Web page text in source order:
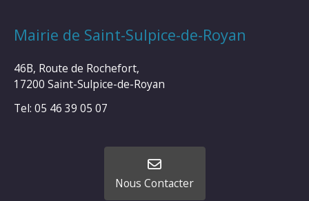
Mairie de Saint-Sulpice-de-Royan
46B, Route de Rochefort,
17200 Saint-Sulpice-de-Royan
Tel: 05 46 39 05 07
Nous Contacter